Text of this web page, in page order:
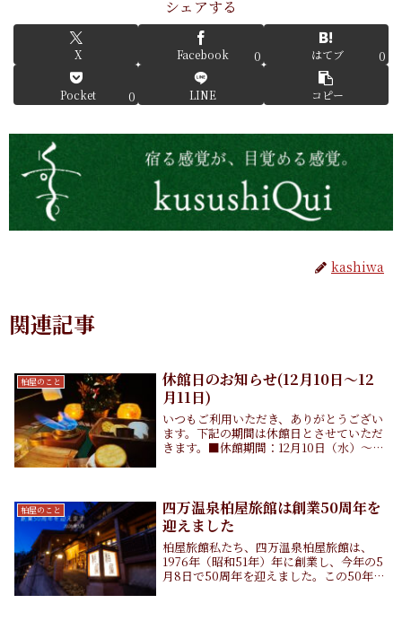
シェアする
X Facebook 0 はてブ 0
Pocket 0 LINE コピー
kashiwa
関連記事
柏屋のこと
休館日のお知らせ(12月10日～12
月11日)
いつもご利用いただき、ありがとうござい
ます。下記の期間は休館日とさせていただ
きます。■休館期間：12月10日（水）〜12
柏屋のこと
四万温泉柏屋旅館は創業50周年を
迎えました
柏屋旅館私たち、四万温泉柏屋旅館は、
1976年（昭和51年）年に創業し、今年の5
月8日で50周年を迎えました。この50年